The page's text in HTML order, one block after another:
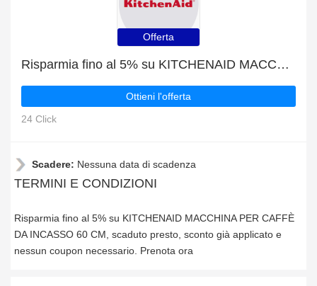
Offerta
Risparmia fino al 5% su KITCHENAID MACCHINA PER CAFFÈ DA INCASSO 60 CM, scaduto presto
Ottieni l'offerta
24 Click
Scadere: Nessuna data di scadenza
TERMINI E CONDIZIONI
Risparmia fino al 5% su KITCHENAID MACCHINA PER CAFFÈ
DA INCASSO 60 CM, scaduto presto, sconto già applicato e
nessun coupon necessario. Prenota ora